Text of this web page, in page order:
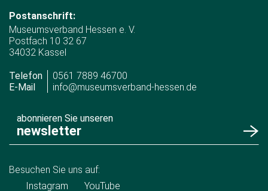
Postanschrift:
Museumsverband Hessen e. V.
Postfach 10 32 67
34032 Kassel
Telefon
0561 7889 46700
E-Mail
info@museumsverband-hessen.de
abonnieren Sie unseren
newsletter
Besuchen Sie uns auf:
Instagram
YouTube